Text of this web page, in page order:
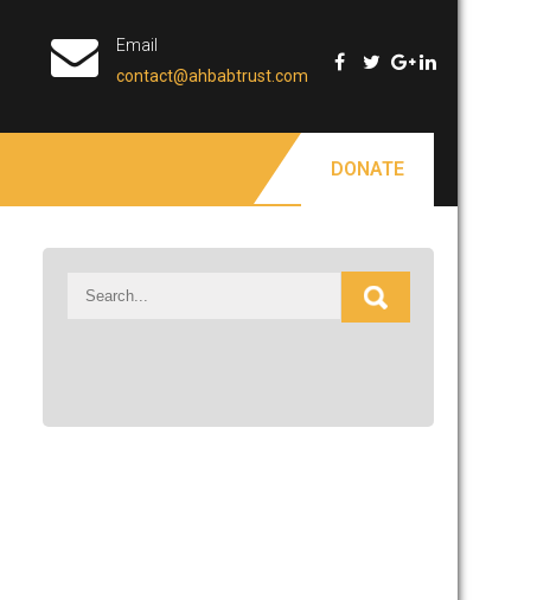
Email
contact@ahbabtrust.com
DONATE